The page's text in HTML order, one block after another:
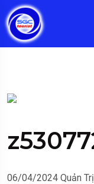
06/04/2024 Quản